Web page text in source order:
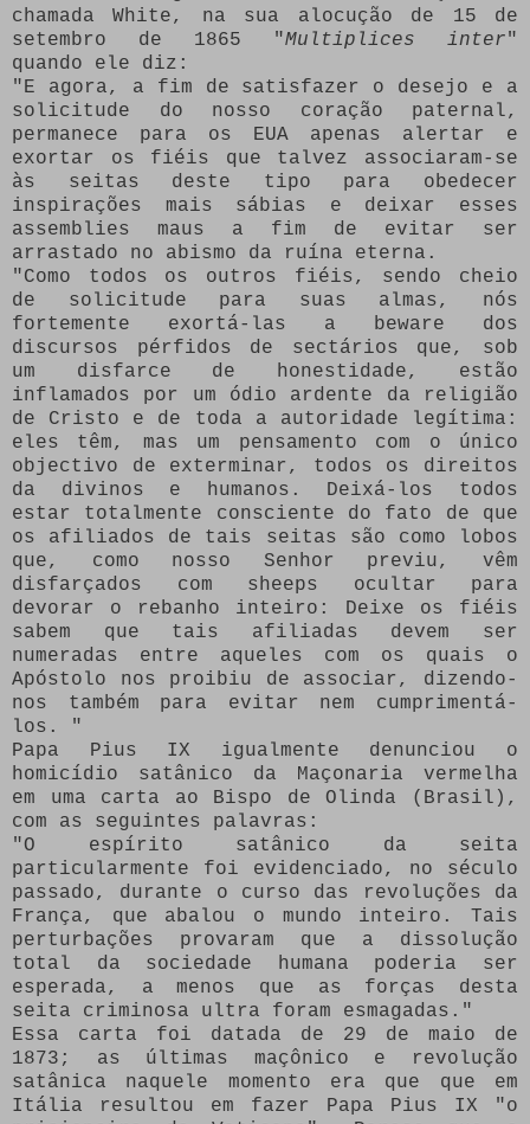
chamada White, na sua alocução de 15 de
setembro de 1865 "Multiplices inter"
quando ele diz:
"E agora, a fim de satisfazer o desejo e a
solicitude do nosso coração paternal,
permanece para os EUA apenas alertar e
exortar os fiéis que talvez associaram-se
às seitas deste tipo para obedecer
inspirações mais sábias e deixar esses
assemblies maus a fim de evitar ser
arrastado no abismo da ruína eterna.
"Como todos os outros fiéis, sendo cheio
de solicitude para suas almas, nós
fortemente exortá-las a beware dos
discursos pérfidos de sectários que, sob
um disfarce de honestidade, estão
inflamados por um ódio ardente da religião
de Cristo e de toda a autoridade legítima:
eles têm, mas um pensamento com o único
objectivo de exterminar, todos os direitos
da divinos e humanos. Deixá-los todos
estar totalmente consciente do fato de que
os afiliados de tais seitas são como lobos
que, como nosso Senhor previu, vêm
disfarçados com sheeps ocultar para
devorar o rebanho inteiro: Deixe os fiéis
sabem que tais afiliadas devem ser
numeradas entre aqueles com os quais o
Apóstolo nos proibiu de associar, dizendo-
nos também para evitar nem cumprimentá-
los. "
Papa Pius IX igualmente denunciou o
homicídio satânico da Maçonaria vermelha
em uma carta ao Bispo de Olinda (Brasil),
com as seguintes palavras:
"O espírito satânico da seita
particularmente foi evidenciado, no século
passado, durante o curso das revoluções da
França, que abalou o mundo inteiro. Tais
perturbações provaram que a dissolução
total da sociedade humana poderia ser
esperada, a menos que as forças desta
seita criminosa ultra foram esmagadas."
Essa carta foi datada de 29 de maio de
1873; as últimas maçônico e revolução
satânica naquele momento era que que em
Itália resultou em fazer Papa Pius IX "o